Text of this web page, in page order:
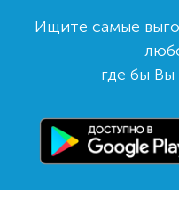
Ищите самые
где бы Вы